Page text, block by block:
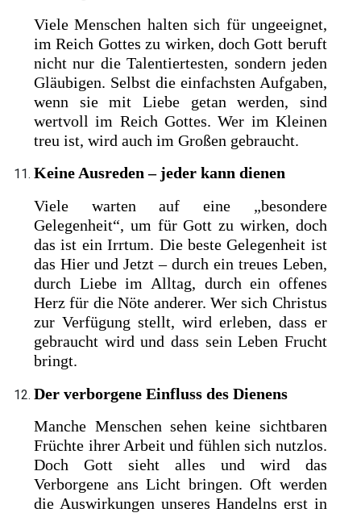
Viele Menschen halten sich für ungeeignet,
im Reich Gottes zu wirken, doch Gott beruft
nicht nur die Talentiertesten, sondern jeden
Gläubigen. Selbst die einfachsten Aufgaben,
wenn sie mit Liebe getan werden, sind
wertvoll im Reich Gottes. Wer im Kleinen
treu ist, wird auch im Großen gebraucht.
Keine Ausreden – jeder kann dienen
Viele warten auf eine „besondere
Gelegenheit“, um für Gott zu wirken, doch
das ist ein Irrtum. Die beste Gelegenheit ist
das Hier und Jetzt – durch ein treues Leben,
durch Liebe im Alltag, durch ein offenes
Herz für die Nöte anderer. Wer sich Christus
zur Verfügung stellt, wird erleben, dass er
gebraucht wird und dass sein Leben Frucht
bringt.
Der verborgene Einfluss des Dienens
Manche Menschen sehen keine sichtbaren
Früchte ihrer Arbeit und fühlen sich nutzlos.
Doch Gott sieht alles und wird das
Verborgene ans Licht bringen. Oft werden
die Auswirkungen unseres Handelns erst in